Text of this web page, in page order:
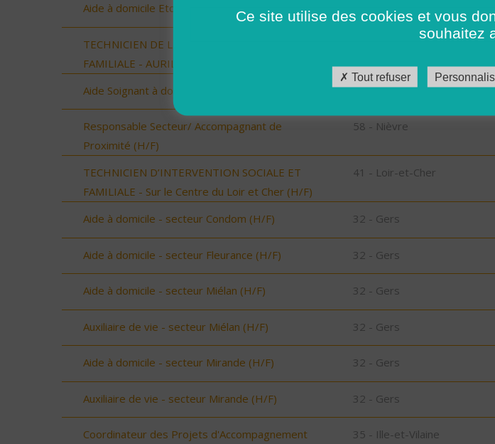
Aide à domicile Etoile sur Rhône (H/F) 26 - Drôme
TECHNICIEN DE L'INTERVENTION SOCIALE ET
FAMILIALE - AURILLAC (15000) (H/F)
Aide Soignant à domicile SERIGNAN (H/F) 34 - Hérault
Responsable Secteur/ Accompagnant de
Proximité (H/F)
58 - Nièvre
TECHNICIEN D’INTERVENTION SOCIALE ET
FAMILIALE - Sur le Centre du Loir et Cher (H/F)
41 - Loir-et-Cher
Aide à domicile - secteur Condom (H/F) 32 - Gers
Aide à domicile - secteur Fleurance (H/F) 32 - Gers
Aide à domicile - secteur Miélan (H/F) 32 - Gers
Auxiliaire de vie - secteur Miélan (H/F) 32 - Gers
Aide à domicile - secteur Mirande (H/F) 32 - Gers
Auxiliaire de vie - secteur Mirande (H/F) 32 - Gers
Coordinateur des Projets d'Accompagnement
35 - Ille-et-Vilaine
Ce site utilise des cookies et vous
souhaitez
Tout refuser